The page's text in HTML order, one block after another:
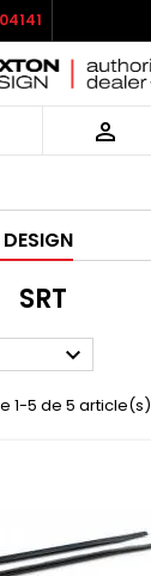

SRT

1-5 de 5 article(s)